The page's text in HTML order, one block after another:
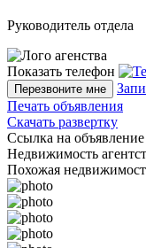
Руководитель отдела
Показать телефон
Перезвоните мне
Печать объявления
Скачать развертку
Ссылка на
Недвижимость
Похожая